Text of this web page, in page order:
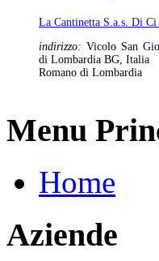
La Cantinetta S.a.s. Di
indirizzo: Vicolo San
di Lombardia BG, Italia
Romano di Lombardia
Menu
Home
Aziende